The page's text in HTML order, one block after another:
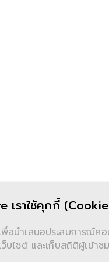
เราใช้คุกกี้
พื่อนำเสนอประสบการณ์ค
ว็บไซต์ และเก็บสถิติผู้เข้าชม